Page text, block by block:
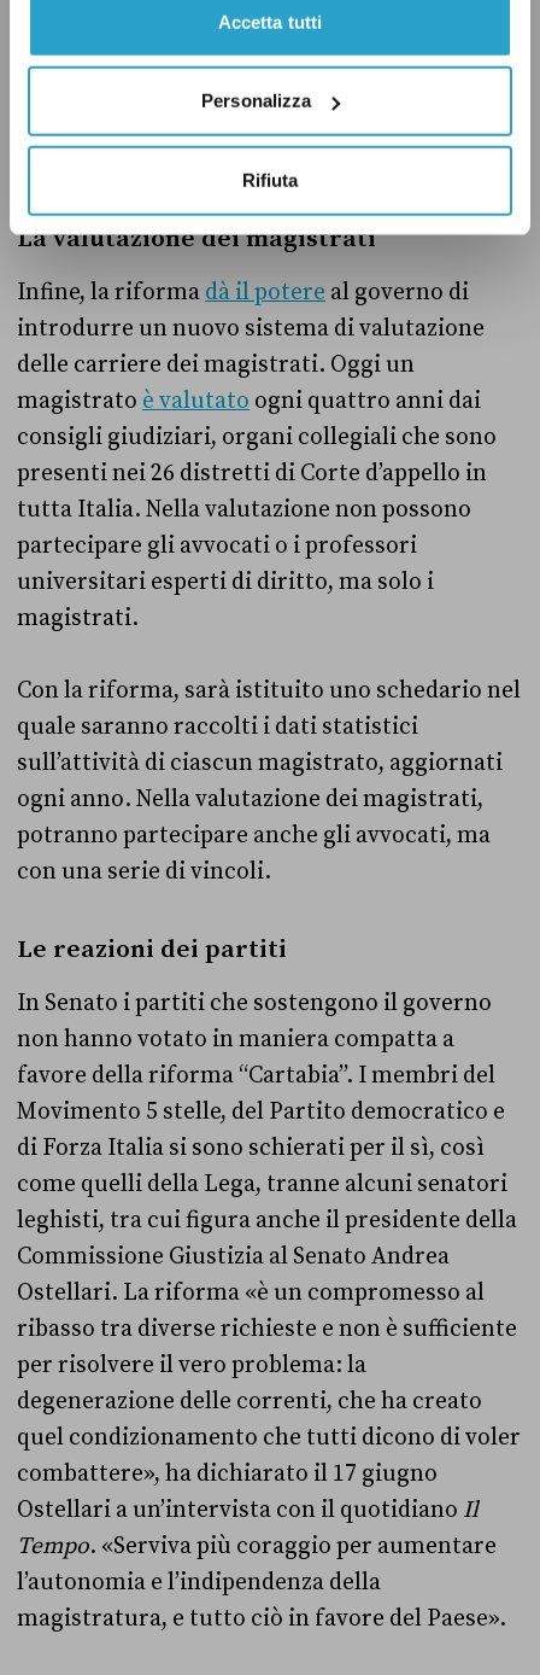
Accetta tutti
Personalizza
Rifiuta
l’applicazione delle leggi, ma avrà incarichi
amministrativi. Se un magistrato, invece, va in
aspettativa per lavorare in un ministero, non
potrà poi tornare al proprio lavoro originario
La valutazione dei magistrati
Infine, la riforma dà il potere al governo di
introdurre un nuovo sistema di valutazione
delle carriere dei magistrati. Oggi un
magistrato è valutato ogni quattro anni dai
consigli giudiziari, organi collegiali che sono
presenti nei 26 distretti di Corte d’appello in
tutta Italia. Nella valutazione non possono
partecipare gli avvocati o i professori
universitari esperti di diritto, ma solo i
magistrati.
Con la riforma, sarà istituito uno schedario nel
quale saranno raccolti i dati statistici
sull’attività di ciascun magistrato, aggiornati
ogni anno. Nella valutazione dei magistrati,
potranno partecipare anche gli avvocati, ma
con una serie di vincoli.
Le reazioni dei partiti
In Senato i partiti che sostengono il governo
non hanno votato in maniera compatta a
favore della riforma “Cartabia”. I membri del
Movimento 5 stelle, del Partito democratico e
di Forza Italia si sono schierati per il sì, così
come quelli della Lega, tranne alcuni senatori
leghisti, tra cui figura anche il presidente della
Commissione Giustizia al Senato Andrea
Ostellari. La riforma «è un compromesso al
ribasso tra diverse richieste e non è sufficiente
per risolvere il vero problema: la
degenerazione delle correnti, che ha creato
quel condizionamento che tutti dicono di voler
combattere», ha dichiarato il 17 giugno
Ostellari a un’intervista con il quotidiano Il
Tempo. «Serviva più coraggio per aumentare
l’autonomia e l’indipendenza della
magistratura, e tutto ciò in favore del Paese».